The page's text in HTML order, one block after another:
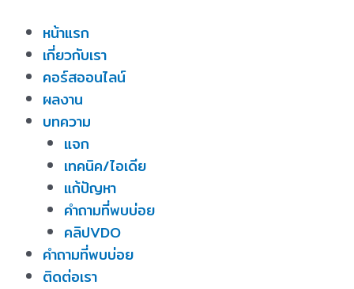
content
หน้าแรก
เกี่ยวกับเรา
คอร์สออนไลน์
ผลงาน
บทความ
แจก
เทคนิค/ไอเดีย
แก้ปัญหา
คำถามที่พบบ่อย
คลิปVDO
คำถามที่พบบ่อย
ติดต่อเรา